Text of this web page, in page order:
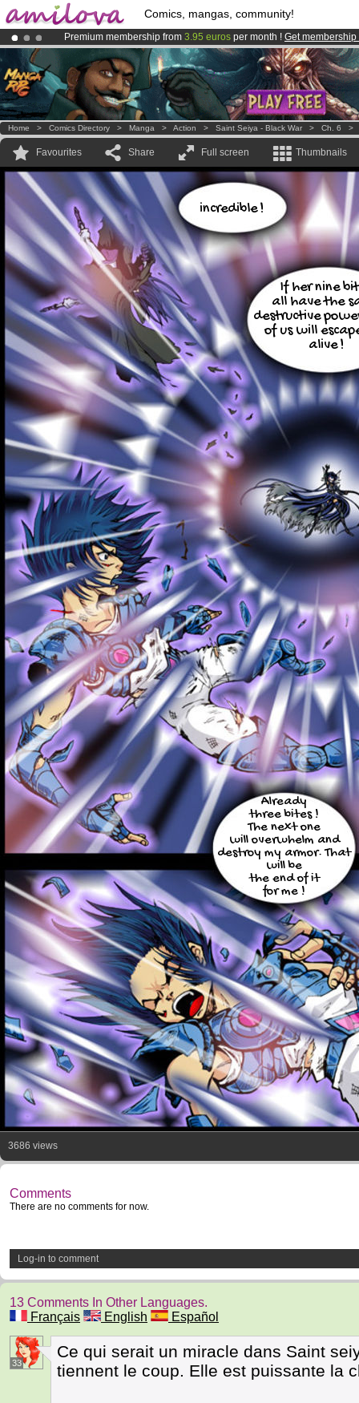
Comics, mangas, community!
Premium membership from 3.95 euros per month ! Get membership
AmilovaKickstarter is now LIVE!.
Already 100000membersand 1000 comics & mangas!.
Home > Comics Directory > Manga > Action > Saint Seiya - Black War > Ch. 6
Favourites Share Full screen Thumbnails
incredible !
If her nine
all have the
destructive
of us will
alive !
Already
three bites !
The next one
will overwhelm and
destroy my armor. That
will be
the end of it
for me !
3686 views
Comments
There are no comments for now.
Log-in to comment
13 Comments In Other Languages.
Français
English Español
33
Ce qui serait un miracle dans Saint
tiennent le coup. Elle est puissante la